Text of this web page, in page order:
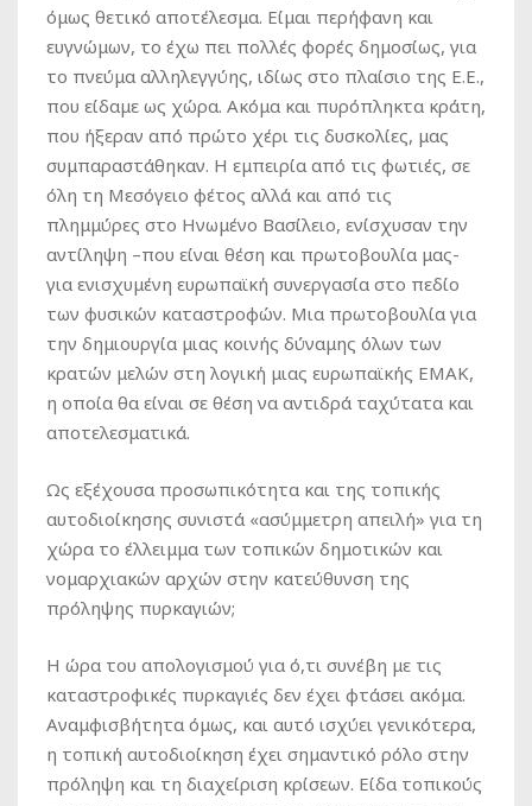
όμως θετικό αποτέλεσμα. Είμαι περήφανη και
ευγνώμων, το έχω πει πολλές φορές δημοσίως, για
το πνεύμα αλληλεγγύης, ιδίως στο πλαίσιο της Ε.Ε.,
που είδαμε ως χώρα. Ακόμα και πυρόπληκτα κράτη,
που ήξεραν από πρώτο χέρι τις δυσκολίες, μας
συμπαραστάθηκαν. Η εμπειρία από τις φωτιές, σε
όλη τη Μεσόγειο φέτος αλλά και από τις
πλημμύρες στο Ηνωμένο Βασίλειο, ενίσχυσαν την
αντίληψη –που είναι θέση και πρωτοβουλία μας-
για ενισχυμένη ευρωπαϊκή συνεργασία στο πεδίο
των φυσικών καταστροφών. Μια πρωτοβουλία για
την δημιουργία μιας κοινής δύναμης όλων των
κρατών μελών στη λογική μιας ευρωπαϊκής ΕΜΑΚ,
η οποία θα είναι σε θέση να αντιδρά ταχύτατα και
αποτελεσματικά.
Ως εξέχουσα προσωπικότητα και της τοπικής
αυτοδιοίκησης συνιστά «ασύμμετρη απειλή» για τη
χώρα το έλλειμμα των τοπικών δημοτικών και
νομαρχιακών αρχών στην κατεύθυνση της
πρόληψης πυρκαγιών;
Η ώρα του απολογισμού για ό,τι συνέβη με τις
καταστροφικές πυρκαγιές δεν έχει φτάσει ακόμα.
Αναμφισβήτητα όμως, και αυτό ισχύει γενικότερα,
η τοπική αυτοδιοίκηση έχει σημαντικό ρόλο στην
πρόληψη και τη διαχείριση κρίσεων. Είδα τοπικούς